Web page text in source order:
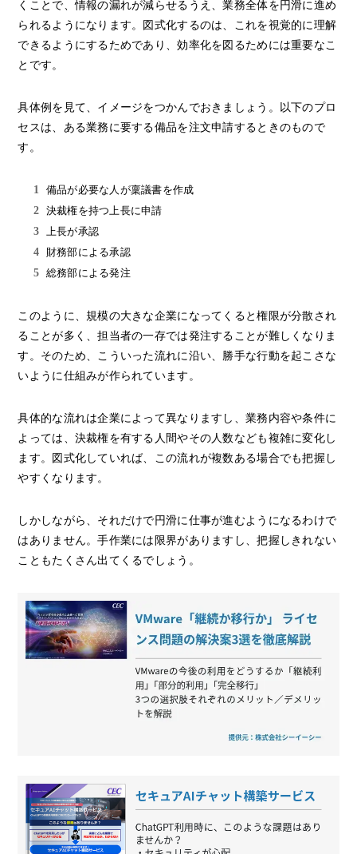
くことで、情報の漏れが減らせるうえ、業務全体を円滑に進め
られるようになります。図式化するのは、これを視覚的に理解
できるようにするためであり、効率化を図るためには重要なこ
とです。
具体例を見て、イメージをつかんでおきましょう。以下のプロ
セスは、ある業務に要する備品を注文申請するときのもので
す。
備品が必要な人が稟議書を作成
決裁権を持つ上長に申請
上長が承認
財務部による承認
総務部による発注
このように、規模の大きな企業になってくると権限が分散され
ることが多く、担当者の一存では発注することが難しくなりま
す。そのため、こういった流れに沿い、勝手な行動を起こさな
いように仕組みが作られています。
具体的な流れは企業によって異なりますし、業務内容や条件に
よっては、決裁権を有する人間やその人数なども複雑に変化し
ます。図式化していれば、この流れが複数ある場合でも把握し
やすくなります。
しかしながら、それだけで円滑に仕事が進むようになるわけで
はありません。手作業には限界がありますし、把握しきれない
こともたくさん出てくるでしょう。